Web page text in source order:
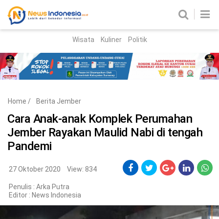
Parlemen
Nasional
Korupsi
Wisata Kuliner Politik
Home / Berita Jember
Cara Anak-anak Komplek Perumahan
Jember Rayakan Maulid Nabi di tengah
Pandemi
27 Oktober 2020 View: 834
Penulis : Arka Putra
Editor : News Indonesia